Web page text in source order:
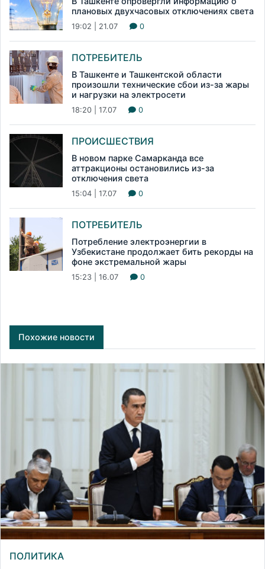
плановых двухчасовых отключениях света
19:02 | 21.07 0
ПОТРЕБИТЕЛЬ
В Ташкенте и Ташкентской области
произошли технические сбои из-за жары
и нагрузки на электросети
18:20 | 17.07 0
ПРОИСШЕСТВИЯ
В новом парке Самарканда все
аттракционы остановились из-за
отключения света
15:04 | 17.07 0
ПОТРЕБИТЕЛЬ
Потребление электроэнергии в
Узбекистане продолжает бить рекорды на
фоне экстремальной жары
15:23 | 16.07 0
Похожие новости
ПОЛИТИКА